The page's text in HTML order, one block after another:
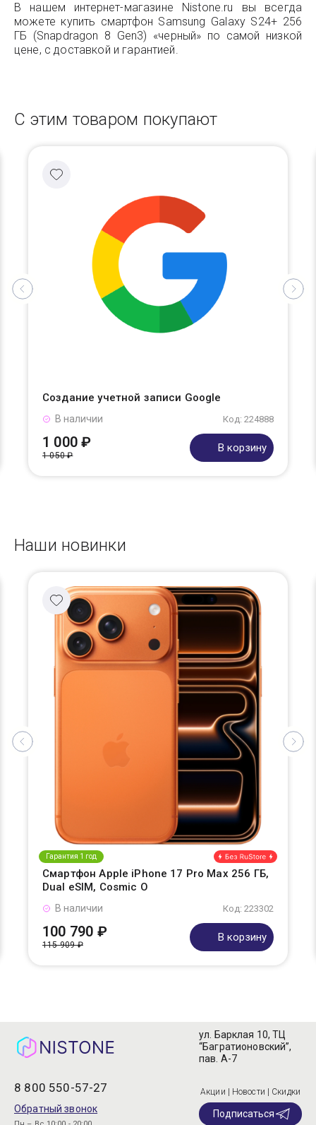
В нашем интернет-магазине Nistone.ru вы всегда
можете купить смартфон Samsung Galaxy S24+ 256
ГБ (Snapdragon 8 Gen3) «черный» по самой низкой
цене, с доставкой и гарантией.
С этим товаром покупают
Создание учетной записи Google
Код: 224888
В наличии
1 000 ₽
1 050 ₽
В корзину
Наши новинки
Гарантия 1 год
Смартфон Apple iPhone 17 Pro Max 256 ГБ,
Dual eSIM, Cosmic O
Код: 223302
В наличии
100 790 ₽
115 909 ₽
В корзину
8 800 550-57-27
Обратный звонок
ул. Барклая 10, ТЦ
“Багратионовский”,
пав. А-7
Акции | Новости | Скидки
Подписаться